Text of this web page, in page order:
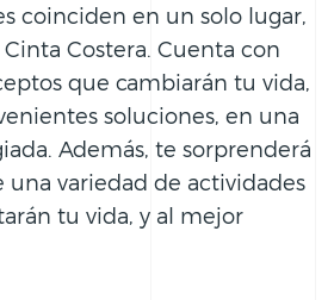
coinciden en un solo lugar,
Cinta Costera. Cuenta con
que cambiarán tu vida,
soluciones, en una
Además, te sorprenderá
una variedad de actividades
tu vida, y al mejor